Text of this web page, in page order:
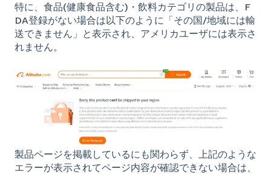
特に、食品(健康食品含む)・飲料カテゴリの製品は、F
DA登録がない場合は以下のように「その国/地域には輸
送できません」と表示され、アメリカユーザには表示さ
れません。
製品ページを掲載しているにも関わらず、上記のような
エラーが表示されてページ内容が確認できない場合は、